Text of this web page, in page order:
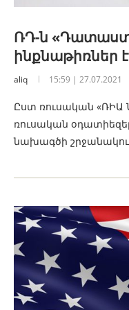
ՌԴ-ն
ինքնաթիռներ
aliq 15:59 | 27.07.2021
Ըստ ռուսական «ՌԻԱ
ռուսական
նախագծի շրջանակում